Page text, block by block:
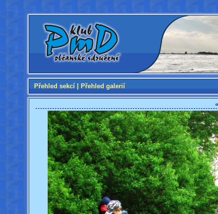
Přehled sekcí Přehled galerií